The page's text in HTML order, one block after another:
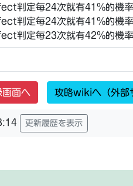
判定每24次就有41%的機
判定每24次就有41%的機
判定每23次就有42%的機
画面へ 攻略wikiへ（外部
更新履歴を表示